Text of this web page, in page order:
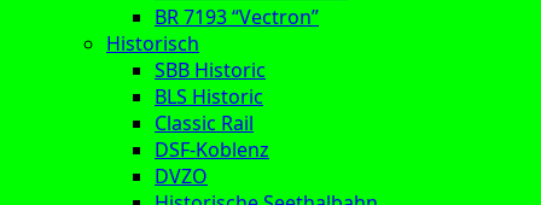
BR 7193 “Vectron”
Historisch
SBB Historic
BLS Historic
Classic Rail
DSF-Koblenz
DVZO